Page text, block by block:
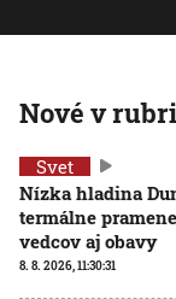
Nové v
Svet
Nízka hladina
termálne
vedcov aj obavy
8. 8. 2026, 11:30:31